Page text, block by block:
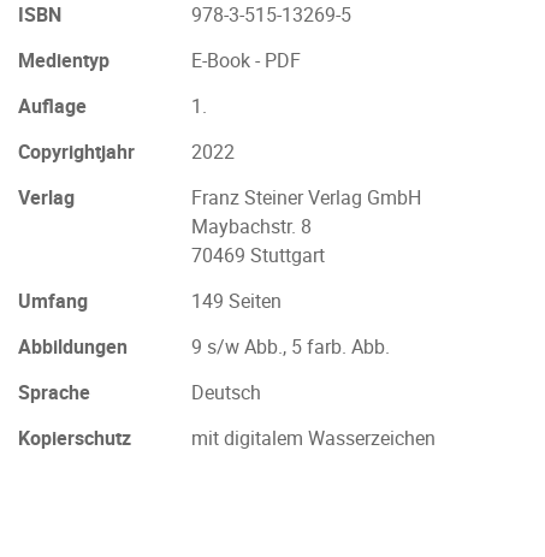
ISBN
978-3-515-13269-5
Medientyp
E-Book - PDF
Auflage
1.
Copyrightjahr
2022
Verlag
Franz Steiner Verlag GmbH
Maybachstr. 8
70469 Stuttgart
Umfang
149 Seiten
Abbildungen
9 s/w Abb., 5 farb. Abb.
Sprache
Deutsch
Kopierschutz
mit digitalem Wasserzeichen